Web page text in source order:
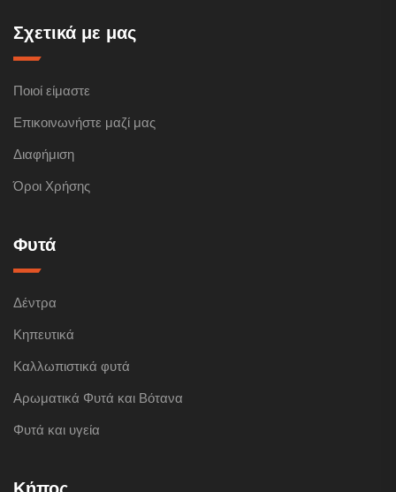
Σχετικά με μας
Ποιοί είμαστε
Επικοινωνήστε μαζί μας
Διαφήμιση
Όροι Χρήσης
Φυτά
Δέντρα
Κηπευτικά
Καλλωπιστικά φυτά
Αρωματικά Φυτά και Βότανα
Φυτά και υγεία